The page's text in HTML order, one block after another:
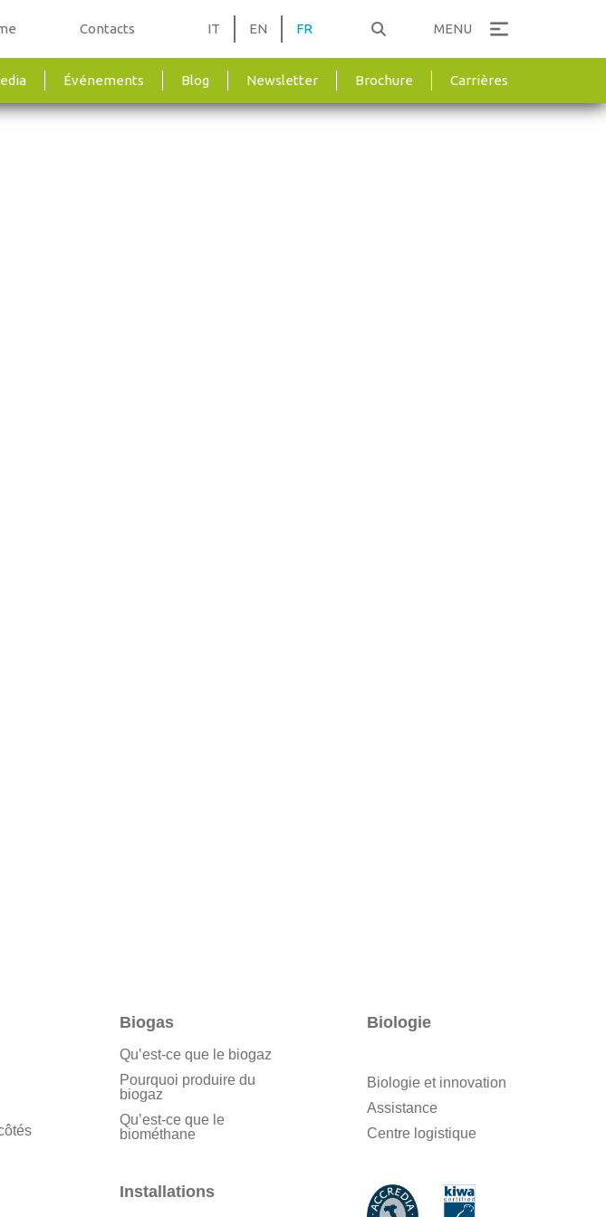
Contacts IT EN FR MENU
Événements Blog Newsletter Brochure Carrières
Biogas
Qu’est-ce que le biogaz
Pourquoi produire du
biogaz
Qu’est-ce que le
biométhane
Installations
Biologie
Biologie et innovation
Assistance
Centre logistique